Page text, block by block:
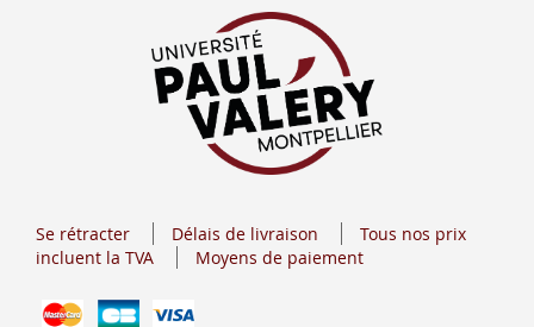
Se rétracter Délais de livraison
Tous nos prix
incluent la TVA
Moyens de paiement